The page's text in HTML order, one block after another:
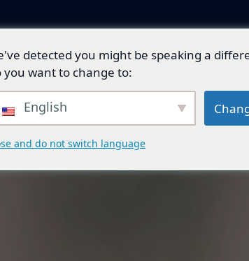
產品與解決方案 技術開發 總代理品牌
detected you might be speaking a
you want to change to:
English
and do not switch language